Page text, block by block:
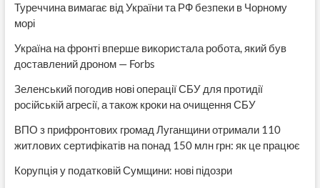
Туреччина вимагає від України та РФ безпеки в Чорному
морі
Україна на фронті вперше використала робота, який був
доставлений дроном — Forbs
Зеленський погодив нові операції СБУ для протидії
російській агресії, а також кроки на очищення СБУ
ВПО з прифронтових громад Луганщини отримали 110
житлових сертифікатів на понад 150 млн грн: як це працює
Корупція у податковій Сумщини: нові підозри